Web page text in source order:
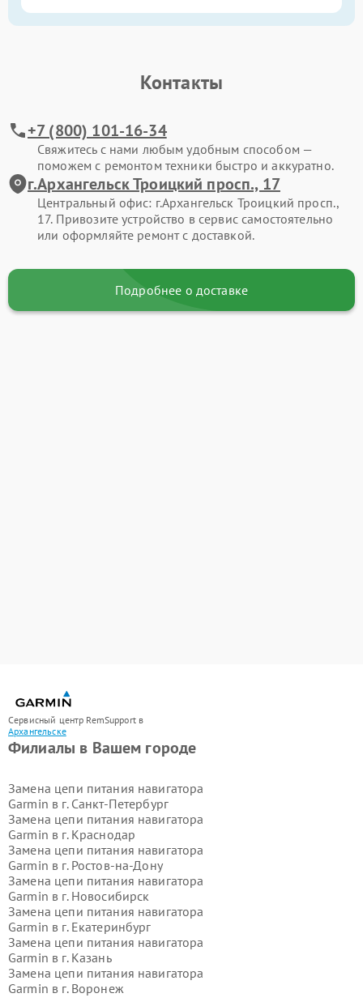
Контакты
+7 (800) 101-16-34
Свяжитесь с нами любым удобным способом —
поможем с ремонтом техники быстро и аккуратно.
г.Архангельск Троицкий просп., 17
Центральный офис: г.Архангельск Троицкий просп.,
17. Привозите устройство в сервис самостоятельно
или оформляйте ремонт с доставкой.
Подробнее о доставке
Сервисный центр RemSupport в
Архангельске
Филиалы в Вашем городе
Замена цепи питания навигатора
Garmin в г. Санкт-Петербург
Замена цепи питания навигатора
Garmin в г. Краснодар
Замена цепи питания навигатора
Garmin в г. Ростов-на-Дону
Замена цепи питания навигатора
Garmin в г. Новосибирск
Замена цепи питания навигатора
Garmin в г. Екатеринбург
Замена цепи питания навигатора
Garmin в г. Казань
Замена цепи питания навигатора
Garmin в г. Воронеж